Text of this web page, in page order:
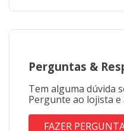
Perguntas &
Tem alguma dúvida
Pergunte ao lojista
FAZER